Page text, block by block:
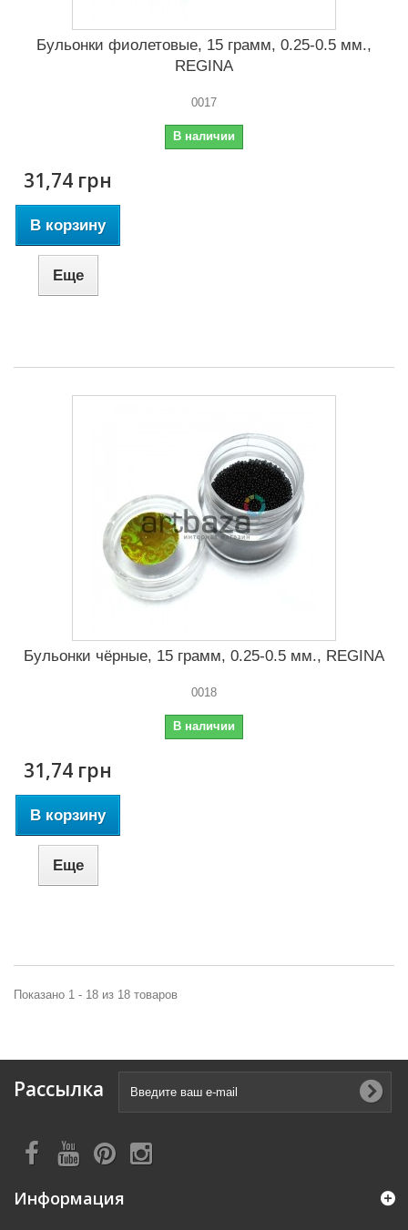
Бульонки фиолетовые, 15 грамм, 0.25-0.5 мм.,
REGINA
0017
В наличии
31,74 грн
В корзину
Еще
Бульонки чёрные, 15 грамм, 0.25-0.5 мм., REGINA
0018
В наличии
31,74 грн
В корзину
Еще
Показано 1 - 18 из 18 товаров
Рассылка
Информация